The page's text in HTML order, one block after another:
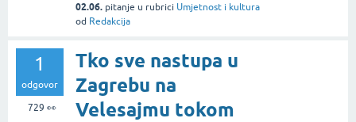
02.06. pitanje u rubrici Umjetnost i kultura
od Redakcija
1
odgovor
729 👀
Tko sve nastupa u
Zagrebu na
Velesajmu tokom